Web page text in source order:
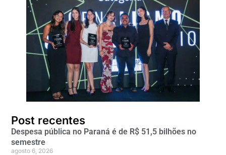
Post recentes
Despesa pública no Paraná é de R$ 51,5 bilhões no
semestre
agosto 6, 2026